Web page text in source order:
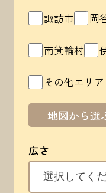
諏訪市 岡
南箕輪村
その他エリア
地図から選
広さ